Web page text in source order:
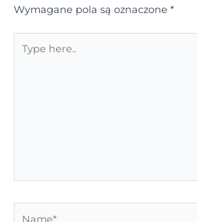
Wymagane pola są oznaczone *
here..